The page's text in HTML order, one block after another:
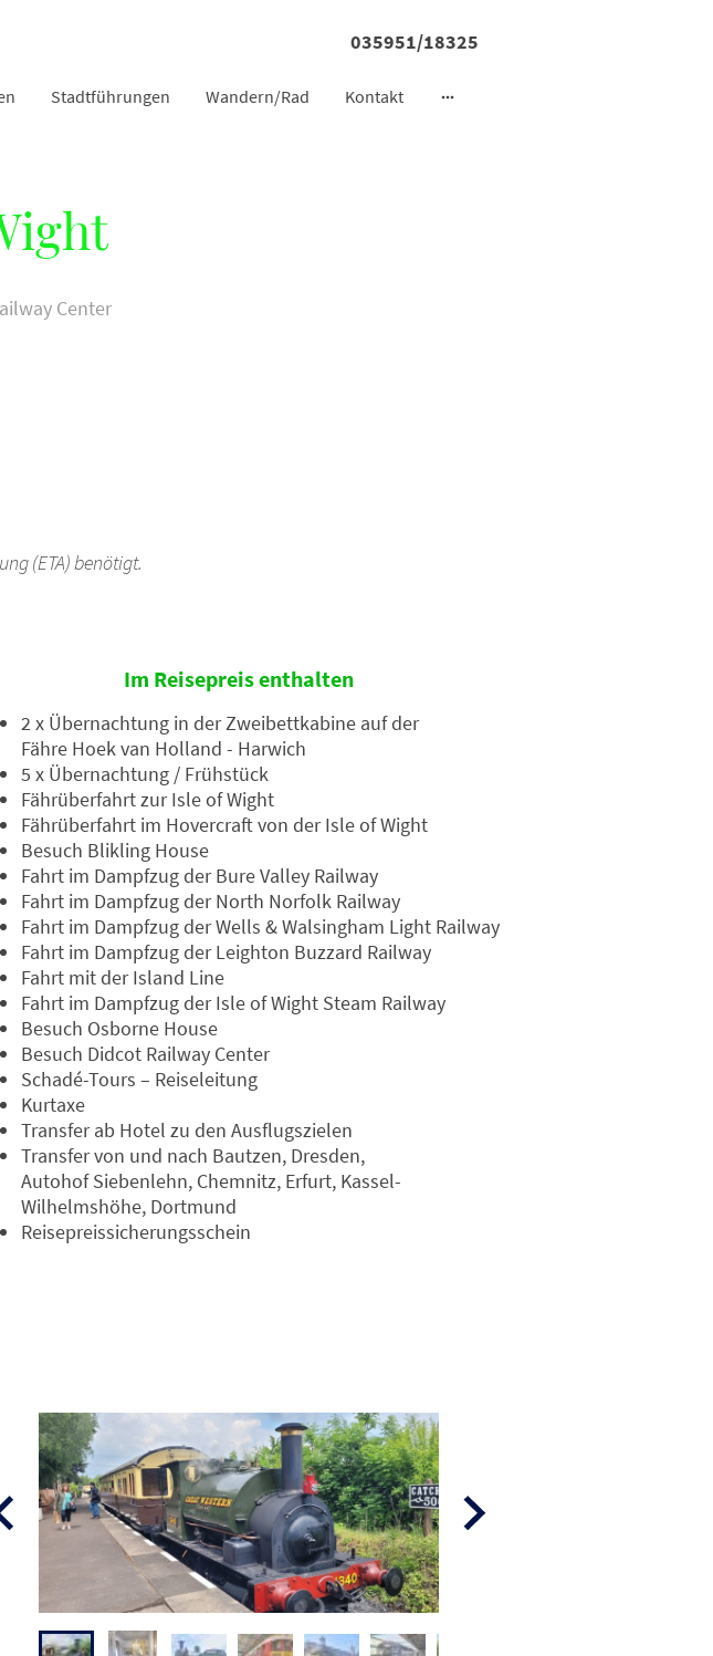
035951/18325
Stadtführungen Wandern/Rad Kontakt
Center
Im Reisepreis enthalten
2 x Übernachtung in der Zweibettkabine auf der
Fähre Hoek van Holland - Harwich
5 x Übernachtung / Frühstück
Fährüberfahrt zur Isle of Wight
Fährüberfahrt im Hovercraft von der Isle of Wight
Besuch Blikling House
Fahrt im Dampfzug der Bure Valley Railway
Fahrt im Dampfzug der North Norfolk Railway
Fahrt im Dampfzug der Wells & Walsingham Light Railway
Fahrt im Dampfzug der Leighton Buzzard Railway
Fahrt mit der Island Line
Fahrt im Dampfzug der Isle of Wight Steam Railway
Besuch Osborne House
Besuch Didcot Railway Center
Schadé-Tours – Reiseleitung
Kurtaxe
Transfer ab Hotel zu den Ausflugszielen
Transfer von und nach Bautzen, Dresden,
Autohof Siebenlehn, Chemnitz, Erfurt, Kassel-
Wilhelmshöhe, Dortmund
Reisepreissicherungsschein
(ETA) benötigt.